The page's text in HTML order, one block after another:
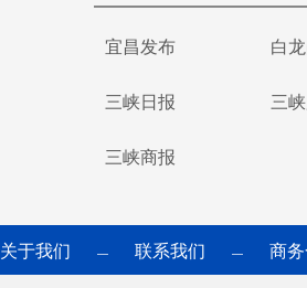
宜昌发布 白
三峡日报 三
三峡商报
关于我们 — 联系我们 — 商